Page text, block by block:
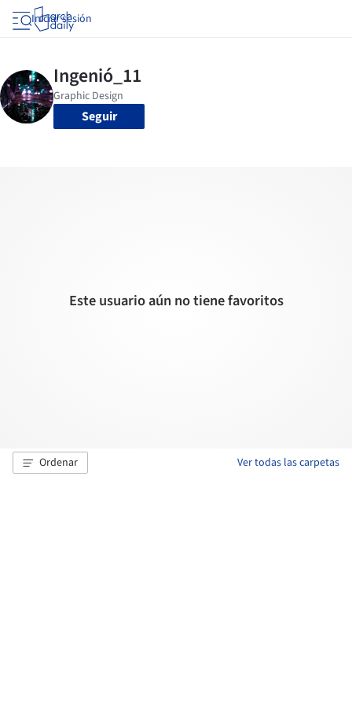
Iniciar sesión
Seguir
Este usuario aún no tiene favoritos
Ordenar Ver todas las carpetas